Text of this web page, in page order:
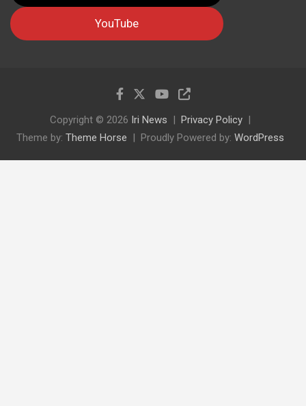
YouTube
Copyright © 2026 Iri News
Privacy Policy
Theme by: Theme Horse Proudly Powered by: WordPress